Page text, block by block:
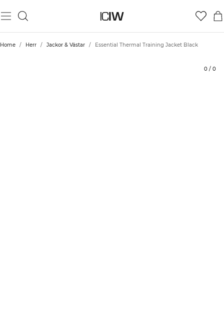
Home / Herr / Jackor & Västar / Essential Thermal Training Jacket Black
0 / 0